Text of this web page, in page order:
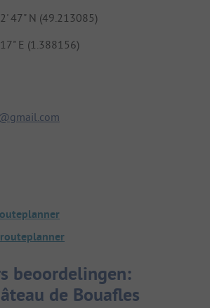
47" N (49.213085)
E (1.388156)
beoordelingen:
de Bouafles